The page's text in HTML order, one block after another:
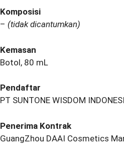
Komposisi
– (tidak dicantumkan)
Kemasan
Botol, 80 mL
Pendaftar
PT SUNTONE WISDOM
Penerima Kontrak
GuangZhou DAAI Cosmetics